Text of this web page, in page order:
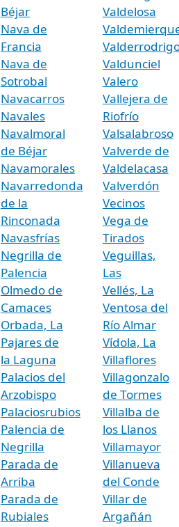
Béjar
Nava de
Francia
Nava de
Sotrobal
Navacarros
Navales
Navalmoral
de Béjar
Navamorales
Navarredonda
de la
Rinconada
Navasfrías
Negrilla de
Palencia
Olmedo de
Camaces
Orbada, La
Pajares de
la Laguna
Palacios del
Arzobispo
Palaciosrubios
Palencia de
Negrilla
Parada de
Arriba
Parada de
Rubiales
Valdelosa
Valdunciel
Valero
Vallejera de
Riofrío
Valsalabroso
Valverde de
Valdelacasa
Valverdón
Vecinos
Vega de
Tirados
Veguillas,
Las
Vellés, La
Ventosa del
Río Almar
Vídola, La
Villaflores
Villagonzalo
de Tormes
Villalba de
los Llanos
Villamayor
Villanueva
del Conde
Villar de
Argañán